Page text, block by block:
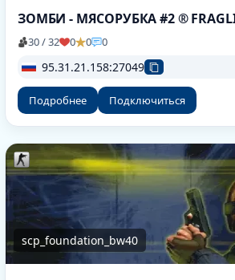
ЗОМБИ - МЯСОРУБКА #2 ®
30 / 32 0 0 0
95.31.21.158:27049
Подробнее Подключиться
scp_foundation_bw40